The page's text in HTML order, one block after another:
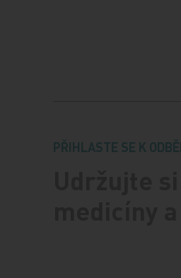
PŘIHLASTE SE K